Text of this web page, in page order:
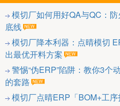
模切厂如何用好QA与QC：
底线
模切厂降本利器：点晴模切
出最优开料方案
警惕“伪ERP”陷阱：教你3个
的套路
模切厂点晴ERP「BOM+工